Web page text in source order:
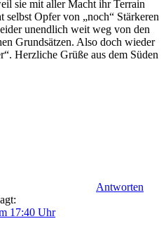
sie mit aller Macht ihr Terrain
selbst Opfer von „noch“ Stärkeren
unendlich weit weg von den
Grundsätzen. Also doch wieder
Herzliche Grüße aus dem Süden
Antworten
17:40 Uhr